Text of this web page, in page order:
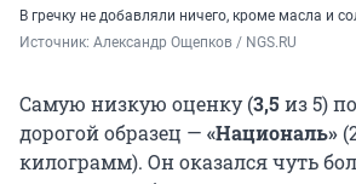
В гречку не добавляли ничего, кроме масла и
Источник: Александр Ощепков / NGS.RU
Самую низкую оценку (3,5 из 5)
дорогой образец — «Националь»
килограмм). Он оказался чуть